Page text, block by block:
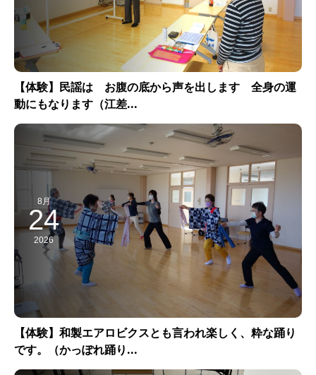
【体験】民謡は お腹の底から声を出します 全身の運
動にもなります（江差...
8月
24
2026
【体験】和製エアロビクスとも言われ楽しく、粋な踊り
です。（かっぽれ踊り...